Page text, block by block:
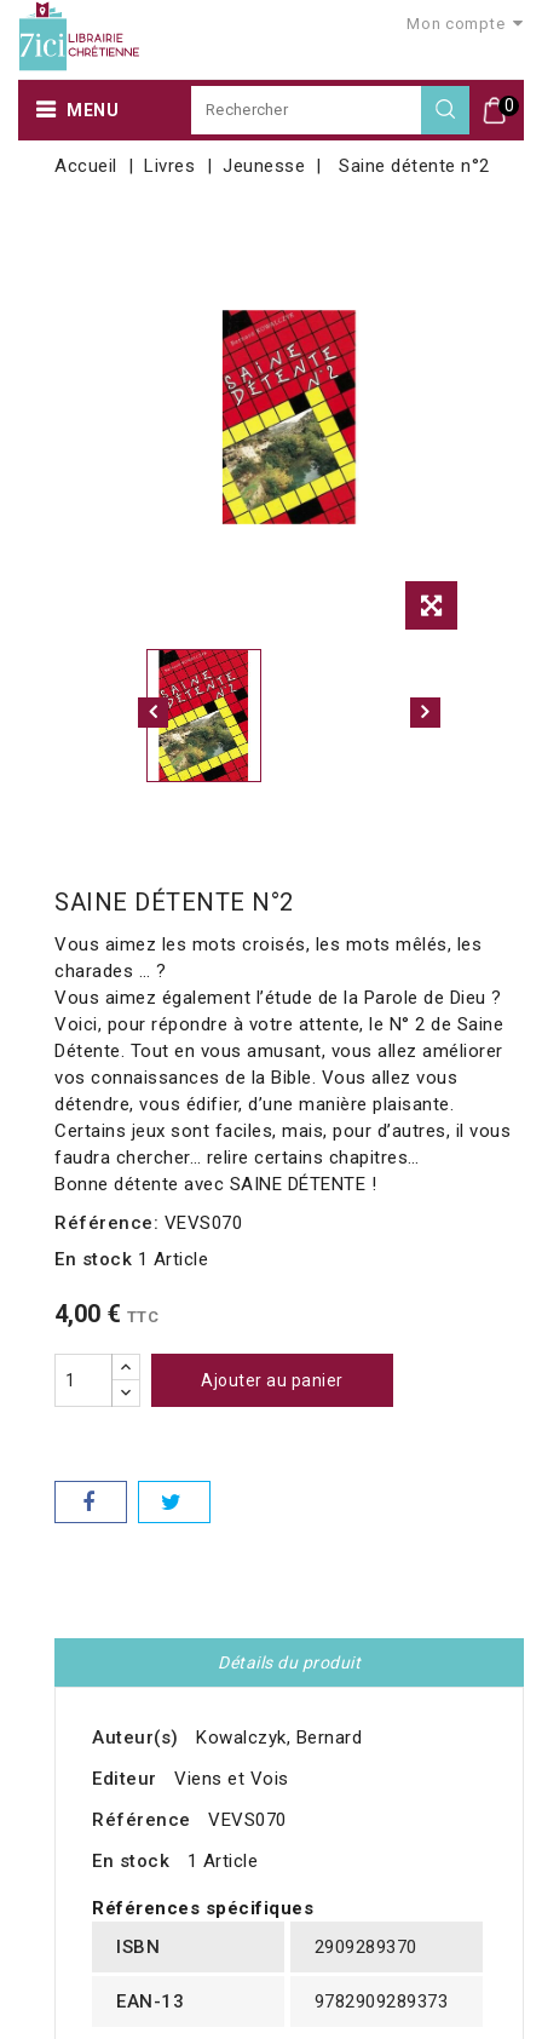
Mon compte
0
MENU
Accueil Livres Jeunesse Saine détente n°2
SAINE DÉTENTE N°2
Vous aimez les mots croisés, les mots mêlés, les
charades … ?
Vous aimez également l’étude de la Parole de Dieu ?
Voici, pour répondre à votre attente, le N° 2 de Saine
Détente. Tout en vous amusant, vous allez améliorer
vos connaissances de la Bible. Vous allez vous
détendre, vous édifier, d’une manière plaisante.
Certains jeux sont faciles, mais, pour d’autres, il vous
faudra chercher… relire certains chapitres…
Bonne détente avec SAINE DÉTENTE !
Référence: VEVS070
En stock 1 Article
4,00 € TTC
Ajouter au panier
Détails du produit
Auteur(s)
Kowalczyk, Bernard
Editeur
Viens et Vois
Référence
VEVS070
En stock
1 Article
Références spécifiques
ISBN
2909289370
EAN-13 9782909289373